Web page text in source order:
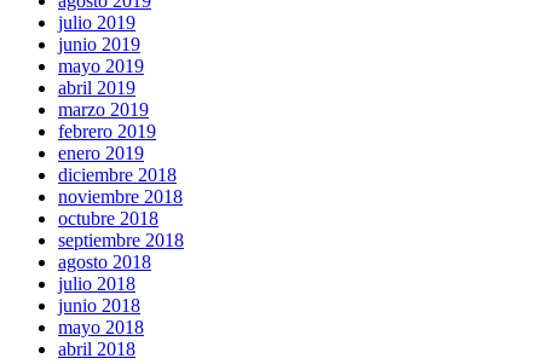
julio 2019
junio 2019
mayo 2019
abril 2019
marzo 2019
febrero 2019
enero 2019
diciembre 2018
noviembre 2018
octubre 2018
septiembre 2018
agosto 2018
julio 2018
junio 2018
mayo 2018
abril 2018